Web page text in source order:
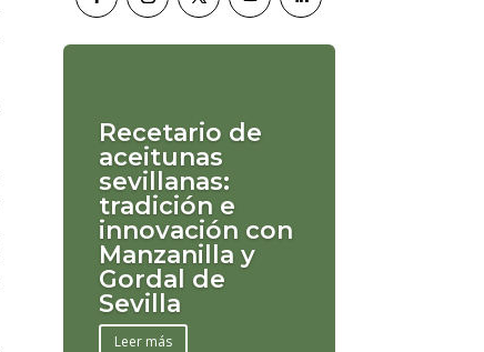
Recetario de
aceitunas
sevillanas:
tradición e
innovación con
Manzanilla y
Gordal de
Sevilla
Leer más